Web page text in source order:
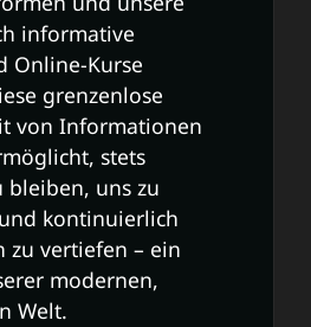
informative
Online-Kurse
grenzenlose
von Informationen
stets
uns zu
kontinuierlich
zu vertiefen – ein
modernen,
Welt.